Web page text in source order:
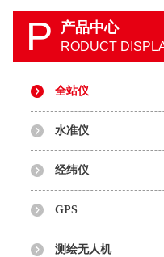
P 产品中心
RODUCT
全站仪
水准仪
经纬仪
GPS
测绘无人机